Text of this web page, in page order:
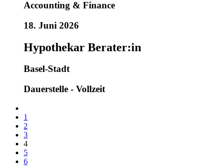
Accounting & Finance
18. Juni 2026
Hypothekar Berater:in
Basel-Stadt
Dauerstelle - Vollzeit
1
2
3
4
5
6